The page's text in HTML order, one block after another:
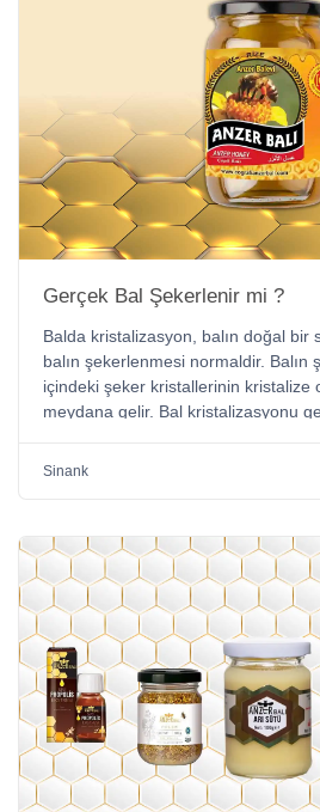
Gerçek Bal Şekerlenir mi ?
Balda kristalizasyon, balın doğal bir
balın şekerlenmesi normaldir. Balın
içindeki şeker kristallerinin kristalize
meydana gelir. Bal kristalizasyonu
bağlıdır. Şekerleme yapımında ise, şeker kristalleri
Bu nedenle, şekerleme yapımı ile
arasında farklılıklar vardır. Gerçek balın şekerlenmesi,
balın doğal özelliklerinden
etkilemez. Aksine, kristalize bal
sahip olabilir ve bazı insanlar
Sinank